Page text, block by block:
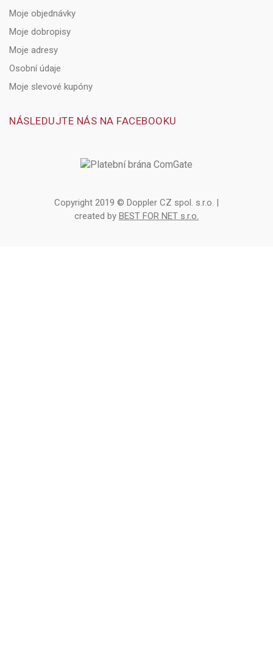
Moje objednávky
Moje dobropisy
Moje adresy
Osobní údaje
Moje slevové kupóny
NÁSLEDUJTE NÁS NA FACEBOOKU
Copyright 2019 © Doppler CZ spol. s.r.o. |
created by BEST FOR NET s.r.o.